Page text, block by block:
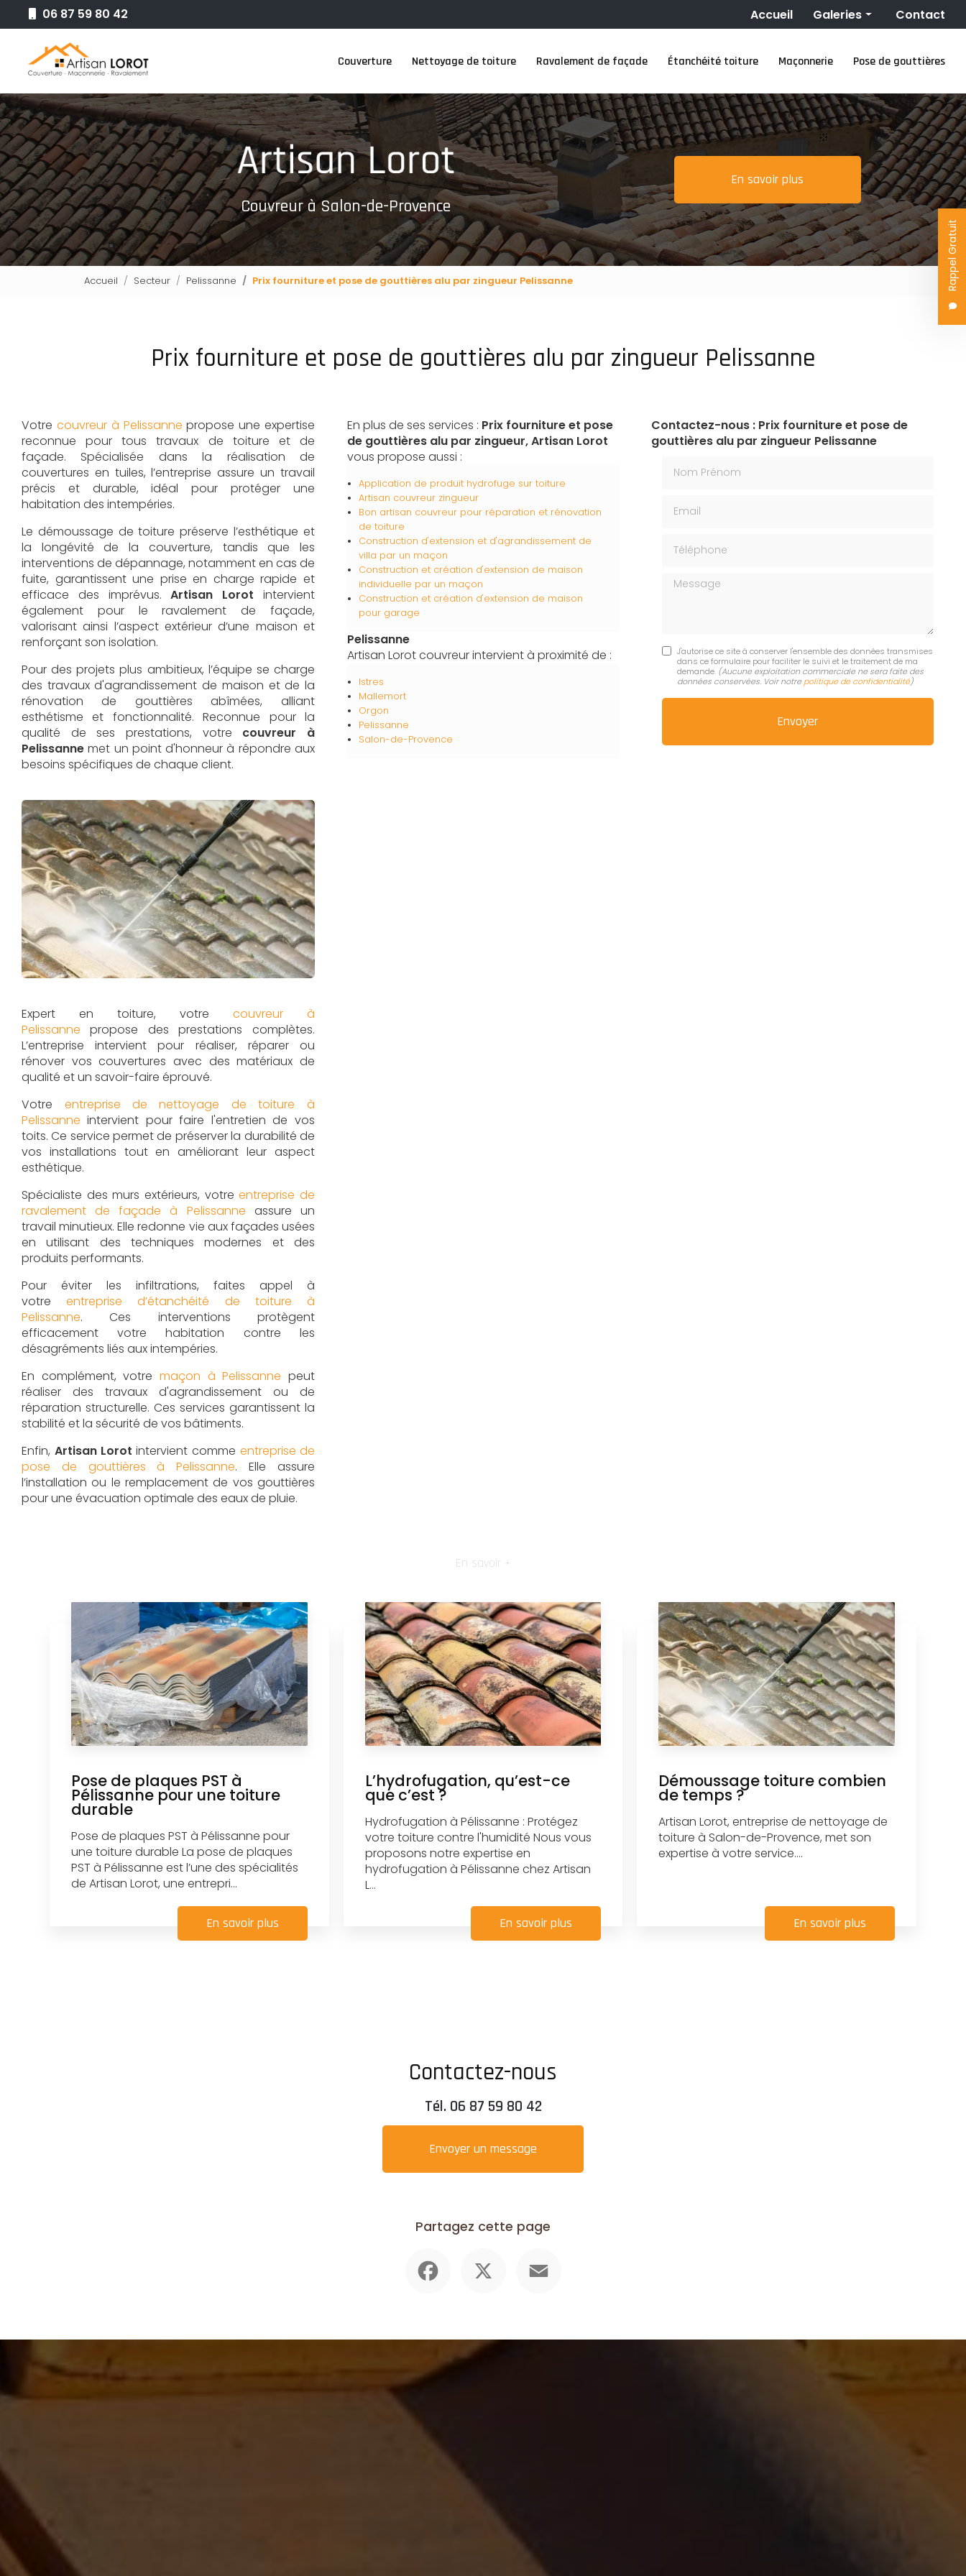
principal
06 87 59 80 42 Navigation secondaire
Accueil Galeries
Nettoyage toiture
Ravalement de façade
Étanchéité toiture
Maçonnerie
Pose de gouttières
Contact
Rappel Gratuit
Couverture
Nettoyage de toiture Ravalement de façade Étanchéité toiture Maçonnerie Pose de gouttières
Couvreur à Salon-de-Provence
En savoir plus
Accueil Secteur Pelissanne Prix fourniture et pose de gouttières alu par zingueur Pelissanne
Prix fourniture et pose de gouttières alu par zingueur Pelissanne
Votre couvreur à Pelissanne propose une expertise
reconnue pour tous travaux de toiture et de
façade. Spécialisée dans la réalisation de
couvertures en tuiles, l’entreprise assure un travail
précis et durable, idéal pour protéger une
habitation des intempéries.
Le démoussage de toiture préserve l’esthétique et
la longévité de la couverture, tandis que les
interventions de dépannage, notamment en cas de
fuite, garantissent une prise en charge rapide et
efficace des imprévus. Artisan Lorot intervient
également pour le ravalement de façade,
valorisant ainsi l’aspect extérieur d’une maison et
renforçant son isolation.
Pour des projets plus ambitieux, l’équipe se charge
des travaux d'agrandissement de maison et de la
rénovation de gouttières abîmées, alliant
esthétisme et fonctionnalité. Reconnue pour la
qualité de ses prestations, votre couvreur à
Pelissanne met un point d'honneur à répondre aux
besoins spécifiques de chaque client.
Expert en toiture, votre couvreur à
Pelissanne propose des prestations complètes.
L’entreprise intervient pour réaliser, réparer ou
rénover vos couvertures avec des matériaux de
qualité et un savoir-faire éprouvé.
Votre entreprise de nettoyage de toiture à
Pelissanne intervient pour faire l'entretien de vos
toits. Ce service permet de préserver la durabilité de
vos installations tout en améliorant leur aspect
esthétique.
Spécialiste des murs extérieurs, votreentreprise de
ravalement de façade à Pelissanne assure un
travail minutieux. Elle redonne vie aux façades usées
en utilisant des techniques modernes et des
produits performants.
Pour éviter les infiltrations, faites appel à
votreentreprise d’étanchéité de toiture à
Pelissanne. Ces interventions protègent
efficacement votre habitation contre les
désagréments liés aux intempéries.
En complément, votre maçon à Pelissanne peut
réaliser des travaux d'agrandissement ou de
réparation structurelle. Ces services garantissent la
stabilité et la sécurité de vos bâtiments.
Enfin, Artisan Lorot intervient comme entreprise de
pose de gouttières à Pelissanne. Elle assure
l’installation ou le remplacement de vos gouttières
pour une évacuation optimale des eaux de pluie.
En plus de ses services : Prix fourniture et pose
de gouttières alu par zingueur, Artisan Lorot
vous propose aussi :
Application de produit hydrofuge sur toiture
Artisan couvreur zingueur
Bon artisan couvreur pour réparation et rénovation
de toiture
Construction d'extension et d'agrandissement de
villa par un maçon
Construction et création d'extension de maison
individuelle par un maçon
Construction et création d'extension de maison
pour garage
Pelissanne
Artisan Lorot couvreur intervient à proximité de :
Istres
Mallemort
Orgon
Pelissanne
Salon-de-Provence
Contactez-nous : Prix fourniture et pose de
gouttières alu par zingueur Pelissanne
Message
J'autorise ce site à conserver l'ensemble des données transmises
dans ce formulaire pour faciliter le suivi et le traitement de ma
demande. (Aucune exploitation commerciale ne sera faite des
données conservées. Voir notre politique de confidentialité)
En savoir +
Pose de plaques PST à
Pélissanne pour une toiture
durable
Pose de plaques PST à Pélissanne pour
une toiture durable La pose de plaques
PST à Pélissanne est l’une des spécialités
de Artisan Lorot, une entrepri...
En savoir plus
L’hydrofugation, qu’est-ce
que c’est ?
Hydrofugation à Pélissanne : Protégez
votre toiture contre l'humidité Nous vous
proposons notre expertise en
hydrofugation à Pélissanne chez Artisan
L...
En savoir plus
Démoussage toiture combien
de temps ?
Artisan Lorot, entreprise de nettoyage de
toiture à Salon-de-Provence, met son
expertise à votre service....
En savoir plus
Contactez-nous
Tél. 06 87 59 80 42
Envoyer un message
Partagez cette page